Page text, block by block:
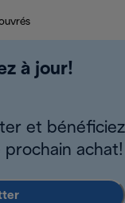
à jour!
et bénéficiez
achat!